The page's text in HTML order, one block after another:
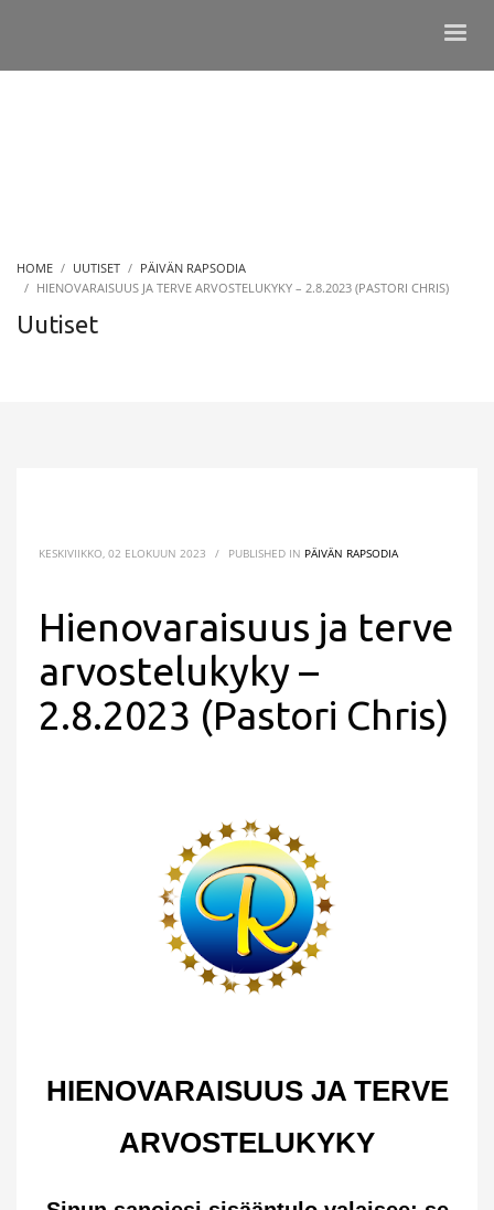
HOME UUTISET
PÄIVÄN RAPSODIA
HIENOVARAISUUS JA TERVE ARVOSTELUKYKY – 2.8.2023 (PASTORI CHRIS)
Uutiset
KESKIVIIKKO, 02 ELOKUUN 2023 / PUBLISHED IN PÄIVÄN RAPSODIA
Hienovaraisuus ja terve
arvostelukyky –
2.8.2023 (Pastori Chris)
HIENOVARAISUUS JA TERVE
ARVOSTELUKYKY